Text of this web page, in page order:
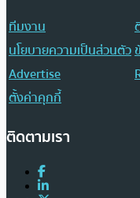
ทีมงาน
นโยบายความเป็นส่วนตัว
Advertise
ตั้งค่าคุกกี้
ติดตามเรา